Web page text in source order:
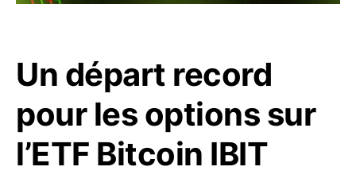
Un départ record
pour les options sur
l’ETF Bitcoin IBIT